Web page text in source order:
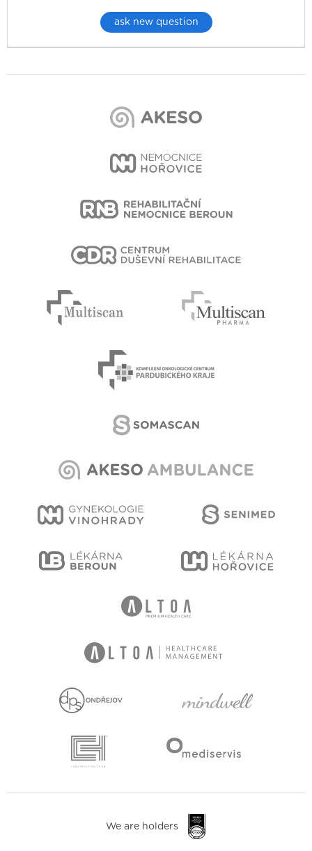
ask new question
We are holders